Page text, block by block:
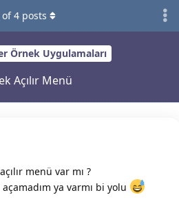
Örnek Uygulamaları
Açılır Menü
of4 posts
menü var mı ?
ya varmı bi yolu